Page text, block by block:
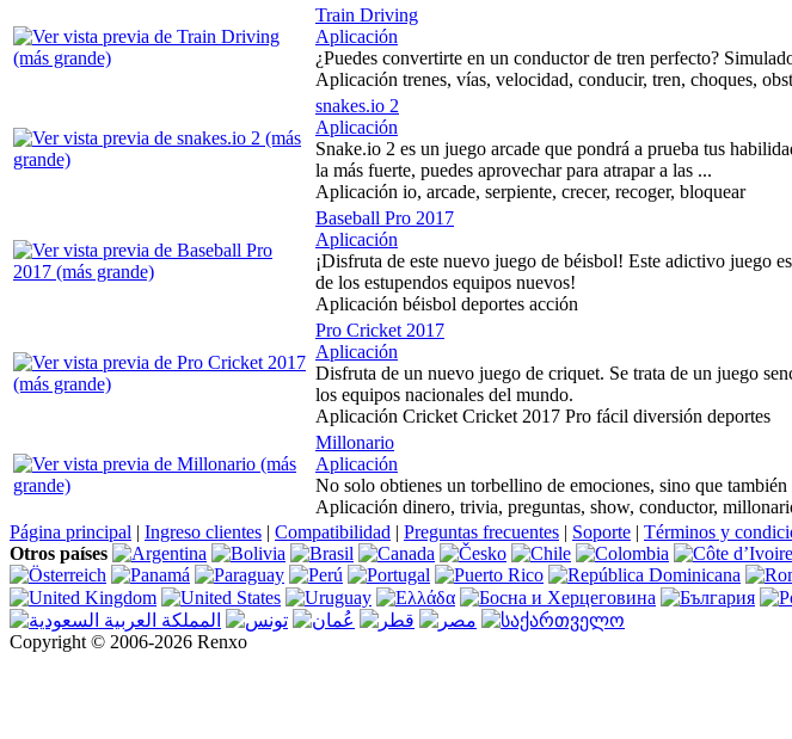
Train Driving
Aplicación
¿Puedes convertirte en un conductor de tren perfecto?
Aplicación trenes, vías, velocidad, conducir, tren, choques,
snakes.io 2
Aplicación
Snake.io 2 es un juego arcade que pondrá a prueba tus
la más fuerte, puedes aprovechar para atrapar a las ...
Aplicación io, arcade, serpiente, crecer, recoger, bloquear
Baseball Pro 2017
Aplicación
¡Disfruta de este nuevo juego de béisbol! Este adictivo juego
de los estupendos equipos nuevos!
Aplicación béisbol deportes acción
Pro Cricket 2017
Aplicación
Disfruta de un nuevo juego de criquet. Se trata de un juego
los equipos nacionales del mundo.
Aplicación Cricket Cricket 2017 Pro fácil diversión deportes
Millonario
Aplicación
No solo obtienes un torbellino de emociones, sino que
Aplicación dinero, trivia, preguntas, show, conductor,
Página principal | Ingreso clientes | Compatibilidad | Preguntas frecuentes | Soporte | Términos y
Otros países
Copyright © 2006-2026 Renxo